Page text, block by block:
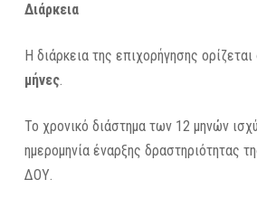
Διάρκεια
Η διάρκεια της επιχορήγησης ορίζεται
μήνες.
Το χρονικό διάστημα των 12 μηνών
ημερομηνία έναρξης δραστηριότητας
ΔΟΥ.